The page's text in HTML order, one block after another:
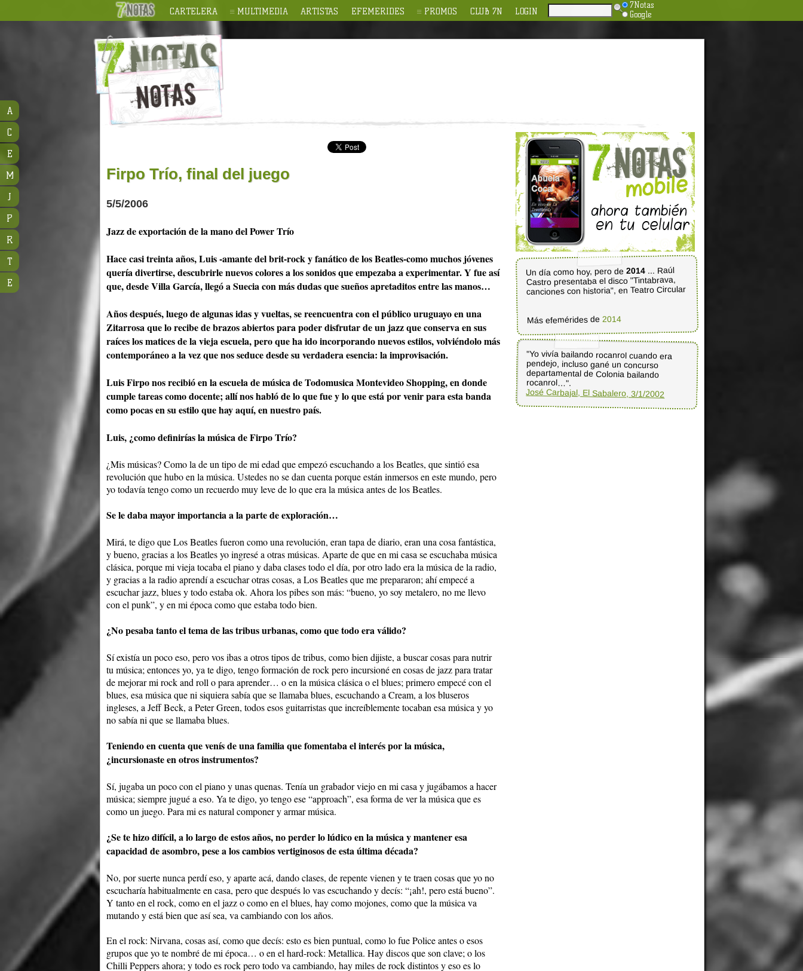
CARTELERA MULTIMEDIA ARTISTAS EFEMERIDES PROMOS CLUB 7N LOGIN
7Notas
Google
Firpo Trío, final del juego
5/5/2006
Jazz de exportación de la mano del Power Trío
Hace casi treinta años, Luis -amante del brit-rock y fanático de los Beatles-como muchos jóvenes
quería divertirse, descubrirle nuevos colores a los sonidos que empezaba a experimentar. Y fue así
que, desde Villa García, llegó a Suecia con más dudas que sueños apretaditos entre las manos…
Años después, luego de algunas idas y vueltas, se reencuentra con el público uruguayo en una
Zitarrosa que lo recibe de brazos abiertos para poder disfrutar de un jazz que conserva en sus
raíces los matices de la vieja escuela, pero que ha ido incorporando nuevos estilos, volviéndolo más
contemporáneo a la vez que nos seduce desde su verdadera esencia: la improvisación.
Luis Firpo nos recibió en la escuela de música de Todomusica Montevideo Shopping, en donde
cumple tareas como docente; allí nos habló de lo que fue y lo que está por venir para esta banda
como pocas en su estilo que hay aquí, en nuestro país.
Luis, ¿como definirías la música de Firpo Trío?
¿Mis músicas? Como la de un tipo de mi edad que empezó escuchando a los Beatles, que sintió esa
revolución que hubo en la música. Ustedes no se dan cuenta porque están inmersos en este mundo, pero
yo todavía tengo como un recuerdo muy leve de lo que era la música antes de los Beatles.
Se le daba mayor importancia a la parte de exploración…
Mirá, te digo que Los Beatles fueron como una revolución, eran tapa de diario, eran una cosa fantástica,
y bueno, gracias a los Beatles yo ingresé a otras músicas. Aparte de que en mi casa se escuchaba música
clásica, porque mi vieja tocaba el piano y daba clases todo el día, por otro lado era la música de la radio,
y gracias a la radio aprendí a escuchar otras cosas, a Los Beatles que me prepararon; ahí empecé a
escuchar jazz, blues y todo estaba ok. Ahora los pibes son más: “bueno, yo soy metalero, no me llevo
con el punk”, y en mi época como que estaba todo bien.
¿No pesaba tanto el tema de las tribus urbanas, como que todo era válido?
Sí existía un poco eso, pero vos ibas a otros tipos de tribus, como bien dijiste, a buscar cosas para nutrir
tu música; entonces yo, ya te digo, tengo formación de rock pero incursioné en cosas de jazz para tratar
de mejorar mi rock and roll o para aprender… o en la música clásica o el blues; primero empecé con el
blues, esa música que ni siquiera sabía que se llamaba blues, escuchando a Cream, a los bluseros
ingleses, a Jeff Beck, a Peter Green, todos esos guitarristas que increíblemente tocaban esa música y yo
no sabía ni que se llamaba blues.
Teniendo en cuenta que venís de una familia que fomentaba el interés por la música,
¿incursionaste en otros instrumentos?
Sí, jugaba un poco con el piano y unas quenas. Tenía un grabador viejo en mi casa y jugábamos a hacer
música; siempre jugué a eso. Ya te digo, yo tengo ese “approach”, esa forma de ver la música que es
como un juego. Para mi es natural componer y armar música.
¿Se te hizo difícil, a lo largo de estos años, no perder lo lúdico en la música y mantener esa
capacidad de asombro, pese a los cambios vertiginosos de esta última década?
No, por suerte nunca perdí eso, y aparte acá, dando clases, de repente vienen y te traen cosas que yo no
escucharía habitualmente en casa, pero que después lo vas escuchando y decís: “¡ah!, pero está bueno”.
Y tanto en el rock, como en el jazz o como en el blues, hay como mojones, como que la música va
mutando y está bien que así sea, va cambiando con los años.
En el rock: Nirvana, cosas así, como que decís: esto es bien puntual, como lo fue Police antes o esos
grupos que yo te nombré de mi época… o en el hard-rock: Metallica. Hay discos que son clave; o los
Chilli Peppers ahora; y todo es rock pero todo va cambiando, hay miles de rock distintos y eso es lo
Un día como hoy, pero de2014 ... Raúl
Castro presentaba el disco "Tintabrava,
canciones con historia", en Teatro Circular
Más efemérides de 2014
"Yo vivía bailando rocanrol cuando era
pendejo, incluso gané un concurso
departamental de Colonia bailando
rocanrol…".
José Carbajal, El Sabalero, 3/1/2002
A
C
E
M
J
P
R
T
E